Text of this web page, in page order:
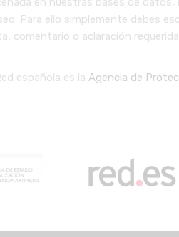
Para ello simplemente debes
comentario o aclaración
española es la Agencia de